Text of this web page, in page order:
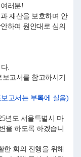
러분!
재산을 보호하며 안
하여 원안대로 심의
.
고서를 참고하시기
고서는 부록에 실음)
년도 서울특별시 마
을 하도록 하겠습니
한 회의 진행을 위해